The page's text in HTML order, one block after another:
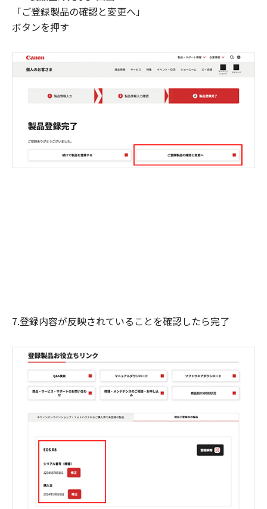
「ご登録製品の確認と変更へ」
ボタンを押す
7.登録内容が反映されていることを確認したら完了